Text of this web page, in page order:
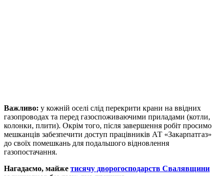
Важливо: у кожній оселі слід перекрити крани на ввідних
газопроводах та перед газоспоживаючими приладами (котли,
колонки, плити). Окрім того, після завершення робіт просимо
мешканців забезпечити доступ працівників АТ «Закарпатгаз»
до своїх помешкань для подальшого відновлення
газопостачання.
Нагадаємо, майже тисячу дворогосподарств Свалявщини